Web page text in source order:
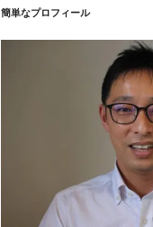
簡単なプロフィール